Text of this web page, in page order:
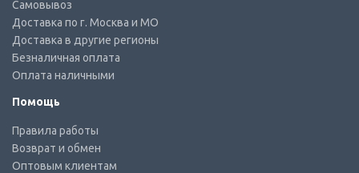
Самовывоз
Доставка по г. Москва и МО
Доставка в другие регионы
Безналичная оплата
Оплата наличными
Помощь
Правила работы
Возврат и обмен
Оптовым клиентам